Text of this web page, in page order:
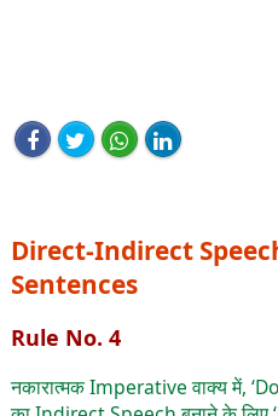
Direct-Indirect
Sentences
Rule No. 4
नकारात्मक Imperative वाक्य में,